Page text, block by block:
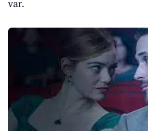
var.